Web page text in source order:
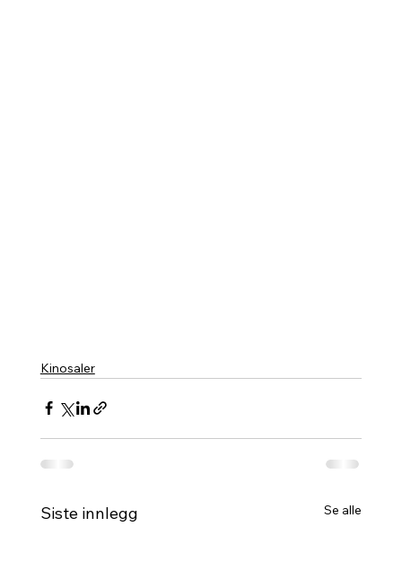
Kinosaler
Siste innlegg Se alle